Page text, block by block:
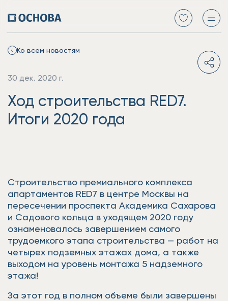
Ко всем новостям
30 дек. 2020 г.
Ход строительства RED7.
Итоги 2020 года
Строительство премиального комплекса
апартаментов RED7 в центре Москвы на
пересечении проспекта Академика Сахарова
и Садового кольца в уходящем 2020 году
ознаменовалось завершением самого
трудоемкого этапа строительства — работ на
четырех подземных этажах дома, а также
выходом на уровень монтажа 5 надземного
этажа!
За этот год в полном объеме были завершены